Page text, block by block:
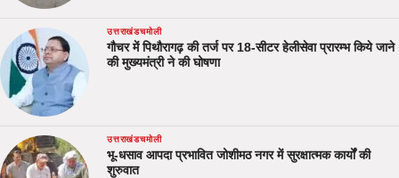
उत्तराखंडचमोली
गौचर में पिथौरागढ़ की तर्ज पर 18-सीटर हेलीसेवा प्रारम्भ किये जाने
की मुख्यमंत्री ने की घोषणा
उत्तराखंडचमोली
भू-धसाव आपदा प्रभावित जोशीमठ नगर में सुरक्षात्मक कार्यों की
शुरुवात